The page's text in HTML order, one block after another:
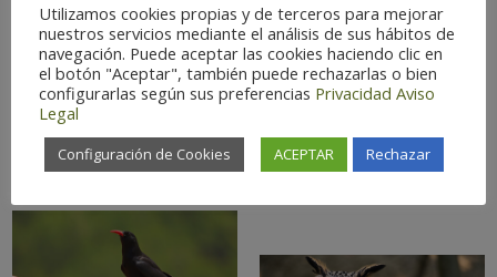
Cuervo grande
Utilizamos cookies propias y de terceros para mejorar
nuestros servicios mediante el análisis de sus hábitos de
navegación. Puede aceptar las cookies haciendo clic en
el botón "Aceptar", también puede rechazarlas o bien
configurarlas según sus preferencias Privacidad Aviso
Legal
Configuración de Cookies ACEPTAR Rechazar